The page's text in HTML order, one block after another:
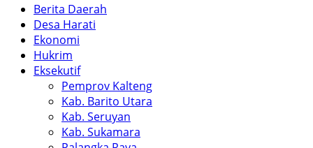
Berita Daerah
Desa Harati
Ekonomi
Hukrim
Eksekutif
Pemprov Kalteng
Kab. Barito Utara
Kab. Seruyan
Kab. Sukamara